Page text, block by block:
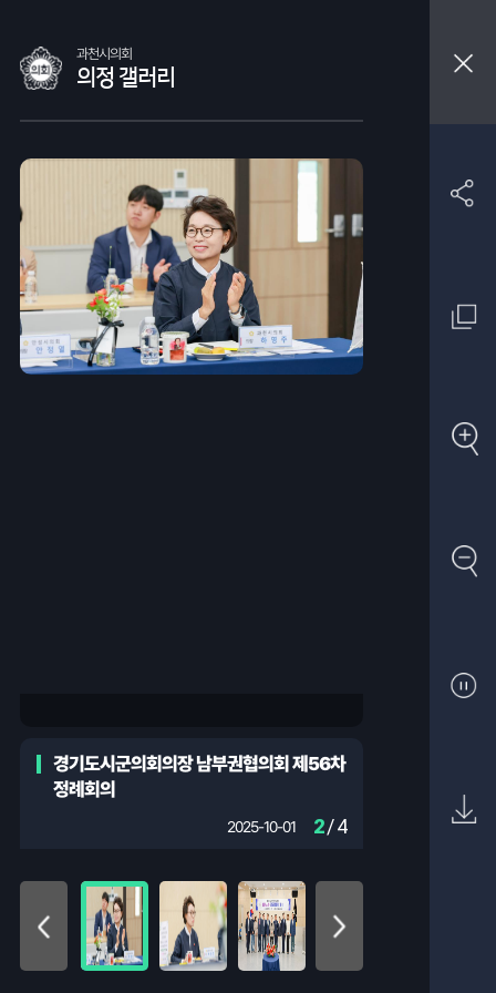
과천시의회
의정 갤러리
경기도시군의회의장 남부권협의회 제56차
정례회의
2025-10-01 2/ 4